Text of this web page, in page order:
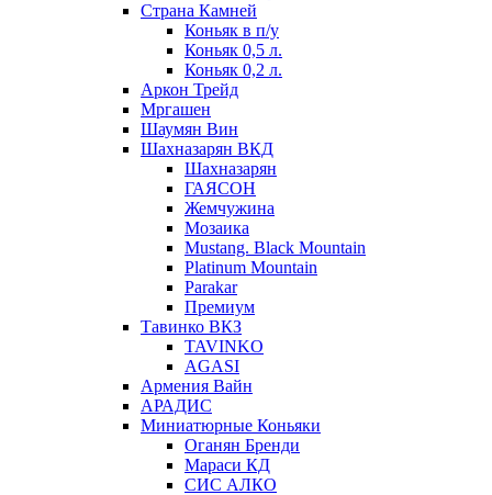
Страна Камней
Коньяк в п/у
Коньяк 0,5 л.
Коньяк 0,2 л.
Аркон Трейд
Мргашен
Шаумян Вин
Шахназарян ВКД
Шахназарян
ГАЯСОН
Жемчужина
Мозаика
Mustang. Black Mountain
Platinum Mountain
Parakar
Премиум
Тавинко ВКЗ
TAVINKO
AGASI
Армения Вайн
АРАДИС
Миниатюрные Коньяки
Оганян Бренди
Мараси КД
СИС АЛКО